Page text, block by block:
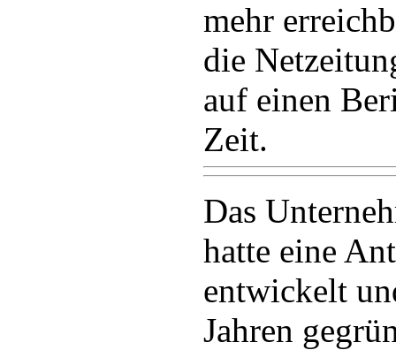
mehr
die
auf einen
Zeit.
Das
hatte eine
entwickelt
Jahren